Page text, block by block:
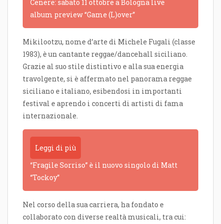
Cenere: sabato 11 ottobre a Bologna live
album preview “Game (L)over”
Mikilootzu, nome d’arte di Michele Fugali (classe
1983), è un cantante reggae/dancehall siciliano.
Grazie al suo stile distintivo e alla sua energia
travolgente, si è affermato nel panorama reggae
siciliano e italiano, esibendosi in importanti
festival e aprendo i concerti di artisti di fama
internazionale.
Leggi di più
“Fragile Sorriso” è il nuovo singolo di Matt
“Tockoy”
Nel corso della sua carriera, ha fondato e
collaborato con diverse realtà musicali, tra cui: